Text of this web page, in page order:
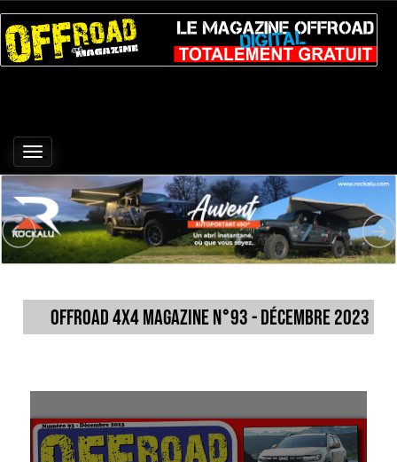
Toggle
navigation
Offroad 4x4 Magazine n°93 - décembre 2023